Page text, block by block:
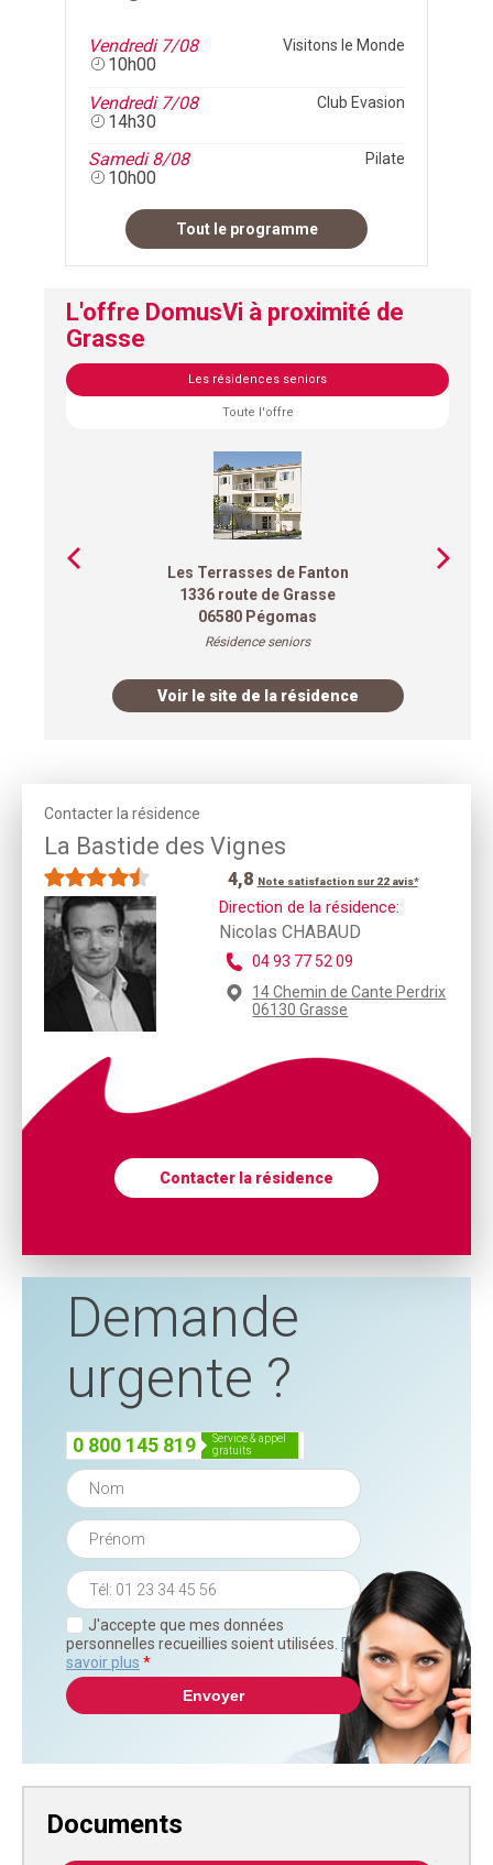
Vendredi 7/08
10h00
Visitons le Monde
Vendredi 7/08
14h30
Club Evasion
Samedi 8/08
10h00
Pilate
Tout le programme
L'offre DomusVi à proximité de
Grasse
Les résidences seniors
Toute l'offre
Les Terrasses de Fanton
1336 route de Grasse
06580 Pégomas
Résidence seniors
Voir le site de la résidence
Contacter la résidence
La Bastide des Vignes
4,8 Note satisfaction sur 22 avis*
Direction de la résidence:
Nicolas CHABAUD
04 93 77 52 09
14 Chemin de Cante Perdrix
06130 Grasse
Contacter la résidence
Demande
urgente ?
0 800 145 819
service & appel
gratuits
J'accepte que mes données
personnelles recueillies soient utilisées. En
savoir plus *
Documents